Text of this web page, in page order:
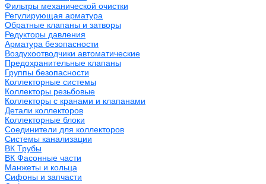
Фильтры механической очистки
Регулирующая арматура
Обратные клапаны и затворы
Редукторы давления
Арматура безопасности
Воздухоотводчики автоматические
Предохранительные клапаны
Группы безопасности
Коллекторные системы
Коллекторы резьбовые
Коллекторы с кранами и клапанами
Детали коллекторов
Коллекторные блоки
Соединители для коллекторов
Системы канализации
ВК Трубы
ВК Фасонные части
Манжеты и кольца
Сифоны и запчасти